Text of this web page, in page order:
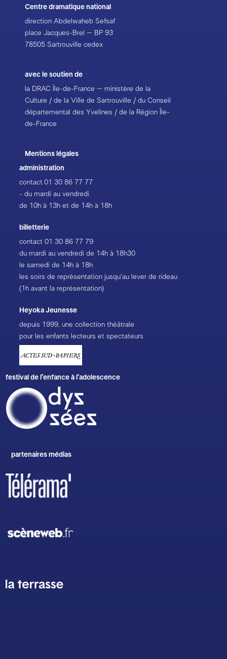
Centre dramatique national
direction Abdelwaheb Sefsaf
place Jacques-Brel – BP 93
78505 Sartrouville cedex
avec le soutien de
la DRAC Île-de-France – ministère de la
Culture / de la Ville de Sartrouville / du Conseil
départemental des Yvelines / de la Région Île-
de-France
Mentions légales
administration
contact01 30 86 77 77
- du mardi au vendredi
de 10h à 13h et de 14h à 18h
billetterie
contact01 30 86 77 79
du mardi au vendredi de 14h à 18h30
le samedi de 14h à 18h
les soirs de représentation jusqu’au lever de rideau
(1h avant la représentation)
Heyoka Jeunesse
depuis 1999, une collection théâtrale
pour les enfants lecteurs et spectateurs
festival de l’enfance à l’adolescence
partenaires médias